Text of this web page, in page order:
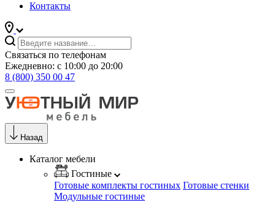
Контакты
Связаться по телефонам
Ежедневно: с 10:00 до 20:00
8 (800) 350 00 47
Назад
Каталог мебели
Гостиные
Готовые комплекты гостиных Готовые стенки
Модульные гостиные